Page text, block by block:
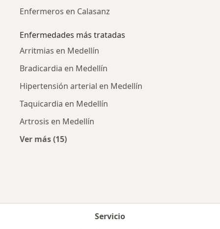
Enfermeros en Calasanz
Enfermedades más tratadas
Arritmias en Medellín
Bradicardia en Medellín
Hipertensión arterial en Medellín
Taquicardia en Medellín
Artrosis en Medellín
Ver más (15)
Servicio